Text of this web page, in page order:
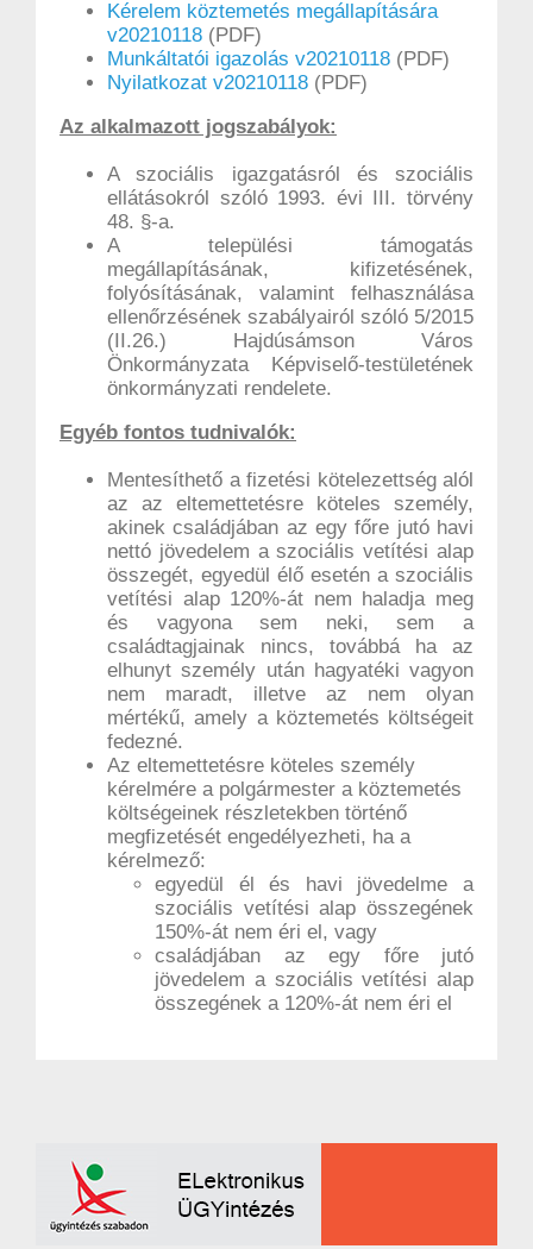
Kérelem köztemetés megállapítására
v20210118 (PDF)
Munkáltatói igazolás v20210118 (PDF)
Nyilatkozat v20210118 (PDF)
Az alkalmazott jogszabályok:
A szociális igazgatásról és szociális
ellátásokról szóló 1993. évi III. törvény
48. §-a.
A települési támogatás
megállapításának, kifizetésének,
folyósításának, valamint felhasználása
ellenőrzésének szabályairól szóló 5/2015
(II.26.) Hajdúsámson Város
Önkormányzata Képviselő-testületének
önkormányzati rendelete.
Egyéb fontos tudnivalók:
Mentesíthető a fizetési kötelezettség alól
az az eltemettetésre köteles személy,
akinek családjában az egy főre jutó havi
nettó jövedelem a szociális vetítési alap
összegét, egyedül élő esetén a szociális
vetítési alap 120%-át nem haladja meg
és vagyona sem neki, sem a
családtagjainak nincs, továbbá ha az
elhunyt személy után hagyatéki vagyon
nem maradt, illetve az nem olyan
mértékű, amely a köztemetés költségeit
fedezné.
Az eltemettetésre köteles személy
kérelmére a polgármester a köztemetés
költségeinek részletekben történő
megfizetését engedélyezheti, ha a
kérelmező:
egyedül él és havi jövedelme a
szociális vetítési alap összegének
150%-át nem éri el, vagy
családjában az egy főre jutó
jövedelem a szociális vetítési alap
összegének a 120%-át nem éri el